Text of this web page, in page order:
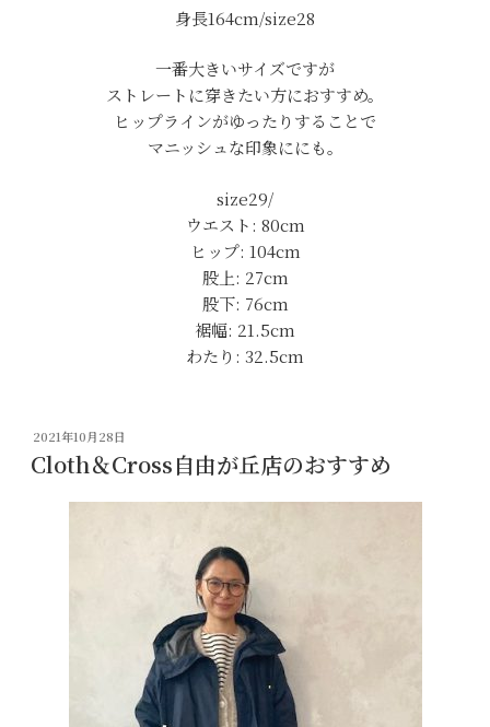
身長164cm/size28
一番大きいサイズですが
ストレートに穿きたい方におすすめ。
ヒップラインがゆったりすることで
マニッシュな印象ににも。
size29/
ウエスト: 80cm
ヒップ: 104cm
股上: 27cm
股下: 76cm
裾幅: 21.5cm
わたり: 32.5cm
投
稿
日:
2021年10月28日
Cloth＆Cross自由が丘店のおすすめ